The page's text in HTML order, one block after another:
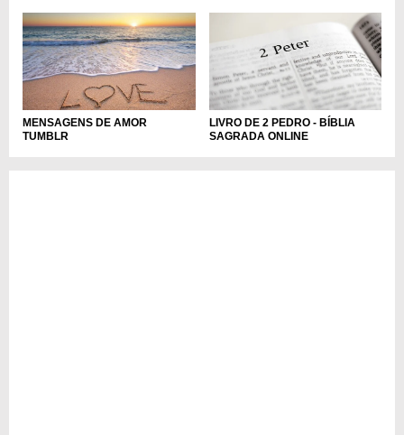
MENSAGENS DE AMOR
TUMBLR
LIVRO DE 2 PEDRO - BÍBLIA
SAGRADA ONLINE